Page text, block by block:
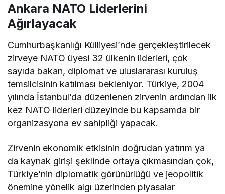
Ankara NATO Liderlerini
Ağırlayacak
Cumhurbaşkanlığı Külliyesi’nde gerçekleştirilecek
zirveye NATO üyesi 32 ülkenin liderleri, çok
sayıda bakan, diplomat ve uluslararası kuruluş
temsilcisinin katılması bekleniyor. Türkiye, 2004
yılında İstanbul’da düzenlenen zirvenin ardından ilk
kez NATO liderleri düzeyinde bu kapsamda bir
organizasyona ev sahipliği yapacak.
Zirvenin ekonomik etkisinin doğrudan yatırım ya
da kaynak girişi şeklinde ortaya çıkmasından çok,
Türkiye’nin diplomatik görünürlüğü ve jeopolitik
önemine yönelik algı üzerinden piyasalar